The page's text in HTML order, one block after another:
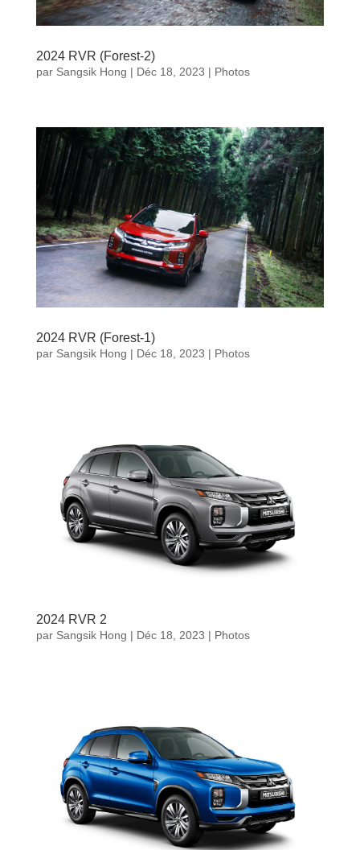
2024 RVR (Forest-2)
par Sangsik Hong | Déc 18, 2023 | Photos
2024 RVR (Forest-1)
par Sangsik Hong | Déc 18, 2023 | Photos
2024 RVR 2
par Sangsik Hong | Déc 18, 2023 | Photos